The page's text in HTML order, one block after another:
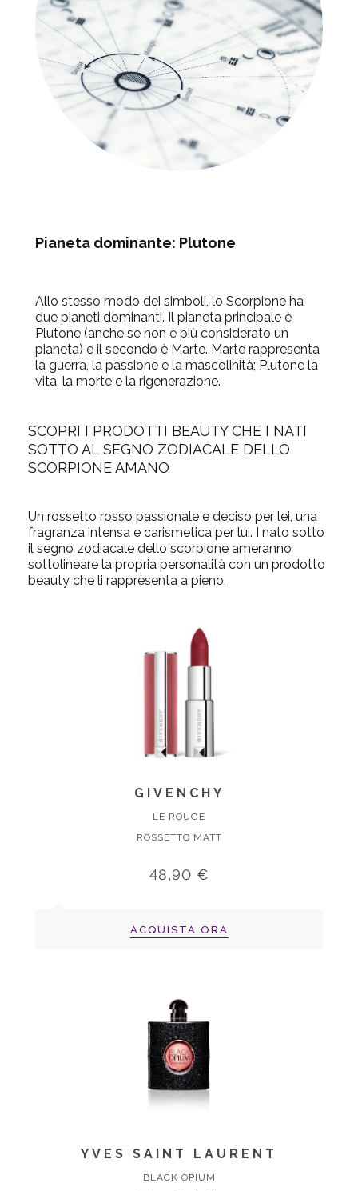
Pianeta dominante: Plutone
Allo stesso modo dei simboli, lo Scorpione ha
due pianeti dominanti. Il pianeta principale è
Plutone (anche se non è più considerato un
pianeta) e il secondo è Marte. Marte rappresenta
la guerra, la passione e la mascolinità; Plutone la
vita, la morte e la rigenerazione.
SCOPRI I PRODOTTI BEAUTY CHE I NATI
SOTTO AL SEGNO ZODIACALE DELLO
SCORPIONE AMANO
Un rossetto rosso passionale e deciso per lei, una
fragranza intensa e carismetica per lui. I nato sotto
il segno zodiacale dello scorpione ameranno
sottolineare la propria personalità con un prodotto
beauty che li rappresenta a pieno.
GIVENCHY
LE ROUGE
ROSSETTO MATT
48,90 €
ACQUISTA ORA
YVES SAINT LAURENT
BLACK OPIUM